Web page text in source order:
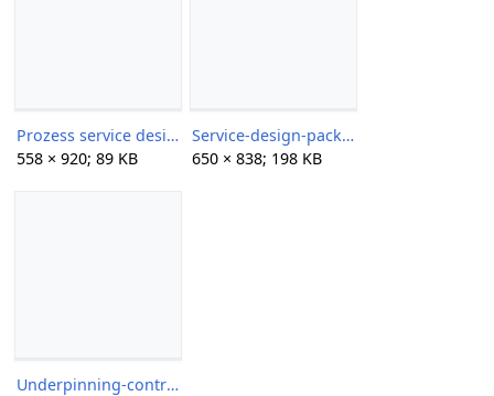
Prozess service design itilv3 thumb.jpg
558 × 920; 89 KB
Service-design-package-sdp.jpg
650 × 838; 198 KB
Underpinning-contract-uc.jpg